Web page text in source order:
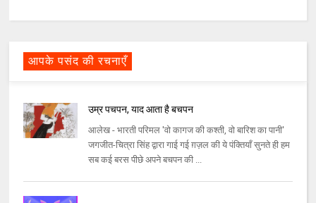
आपके पसंद की रचनाएँ
उम्र पचपन, याद आता है बचपन
आलेख - भारती परिमल 'वो कागज की कश्ती, वो बारिश का पानी'
जगजीत-चित्रा सिंह द्वारा गाई गई ग़ज़ल की ये पंक्तियाँ सुनते ही हम
सब कई बरस पीछे अपने बचपन की ...